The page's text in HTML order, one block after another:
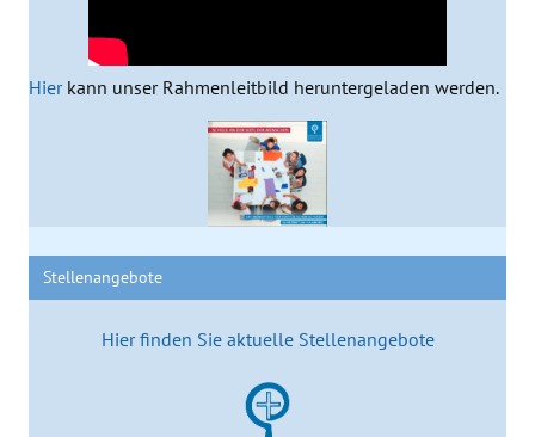
Hierkann unser Rahmenleitbild heruntergeladen werden.
Stellenangebote
Hier finden Sie aktuelle Stellenangebote